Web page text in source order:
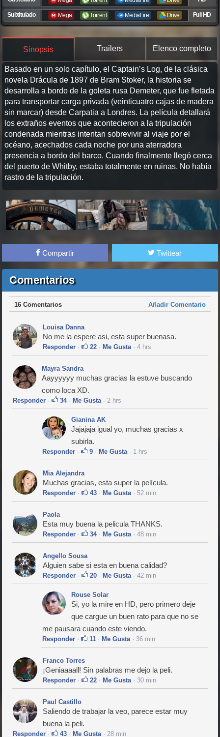
Subtitulado Mega Torrent MediaFire Drive Full HD
Sinopsis Trailers Elenco completo
Basado en un solo capítulo, el Captain’s Log, de la clásica
novela Drácula de 1897 de Bram Stoker, la historia se
desarrolla a bordo de la goleta rusa Demeter, que fue fletada
para transportar carga privada (veinticuatro cajas de madera
sin marcar) desde Carpatia a Londres. La película detallará
los extraños eventos que acontecieron a la tripulación
condenada mientras intentan sobrevivir al viaje por el
océano, acechados cada noche por una aterradora
presencia a bordo del barco. Cuando finalmente llegó cerca
del puerto de Whitby, estaba totalmente en ruinas. No había
rastro de la tripulación.
Compartir Twittear
Comentarios
16 Comentarios Añadir Comentario
Louisa Danna
No me la espere asi, esta super buenasa.
Responder · 22 · Me Gusta· 4 hrs
Mayra Sandra
Aayyyyyy muchas gracias la estuve buscando
como loca XD.
Responder · 34· Me Gusta· 2 hrs
Gianina AK
Jajajaja igual yo, muchas gracias x
subirla.
Responder · 9 · Me Gusta· 1 hrs
Mia Alejandra
Muchas gracias, esta super la película.
Responder · 43 · Me Gusta· 52 min
Paola
Esta muy buena la pelicula THANKS.
Responder · 34· Me Gusta· 48 min
Angello Sousa
Alguien sabe si esta en buena calidad?
Responder · 20 · Me Gusta· 42 min
Rouse Solar
Si, yo la mire en HD, pero primero deje
que cargue un buen rato para que no se
me pausara cuando este viendo.
Responder · 11 · Me Gusta· 36 min
Franco Torres
¡Geniaaaall! Sin palabras me dejo la peli.
Responder · 22 · Me Gusta· 30 min
Paul Castillo
Saliendo de trabajar la veo, parece estar muy
buena la peli.
Responder · 43 · Me Gusta· 28 min